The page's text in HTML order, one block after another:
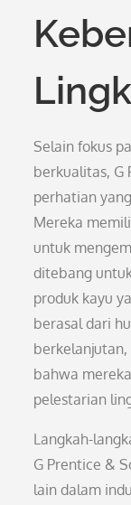
Selain fokus
berkualitas, G
perhatian
Mereka
untuk
ditebang
produk kayu
berasal dari
bahwa
pelestarian
Langkah-
G Prentice &
lain dalam